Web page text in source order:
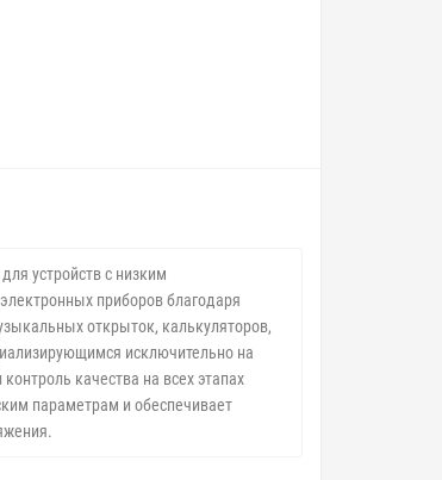
устройств с низким
приборов благодаря
открыток, калькуляторов,
исключительно на
качества на всех этапах
параметрам и обеспечивает